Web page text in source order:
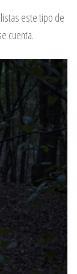
este tipo de
cuenta.